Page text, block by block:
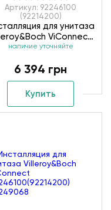
Артикул: 92246100
(92214200)
для унитаза
ViConnect
92246100 (92214200)
наличие уточняйте
6 394 грн
Купить